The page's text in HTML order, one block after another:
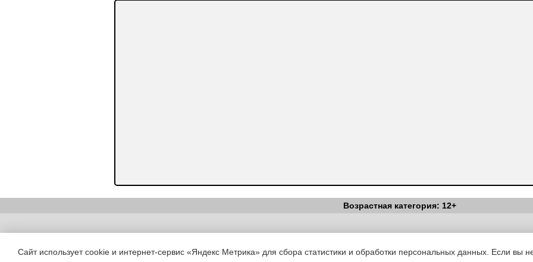
Возрастная категория: 12+
Copyright (c) |Вестник Педагога|Об издании|Условия|Политика
Сайт использует cookie и интернет-сервис «Яндекс Метрика» для сбора статистики и обработки персональных данных. Если вы